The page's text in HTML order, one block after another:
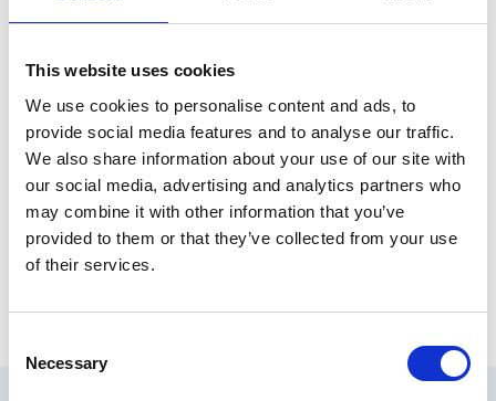
This website uses cookies
We use cookies to personalise content and ads, to
provide social media features and to analyse our traffic.
We also share information about your use of our site with
our social media, advertising and analytics partners who
may combine it with other information that you’ve
provided to them or that they’ve collected from your use
of their services.
Selection
Necessary
BONFIRE 1125
23-25 aprilarrangeras årets fartfyllda skoterevent som
avslutar vintersäsongen i Lofsdalen.